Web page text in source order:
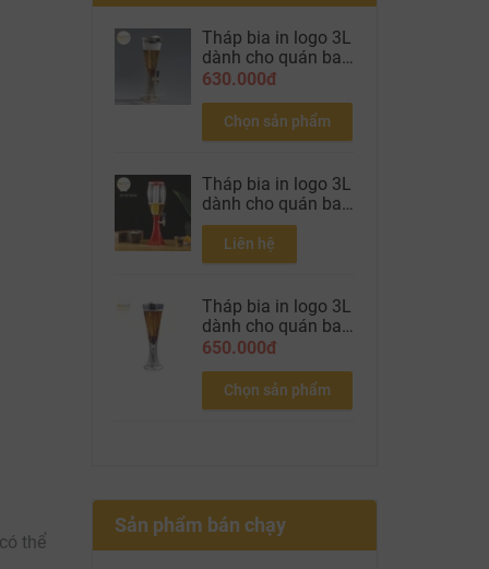
thể
Tháp bia in logo 3L
dành cho quán bar
nhà hàng bia màu
630.000đ
Chọn sản phẩm
Tháp bia in logo 3L
dành cho quán bar
nhà hàng bia màu
Liên hệ
Tháp bia in logo 3L
dành cho quán bar
nhà hàng bia màu
650.000đ
Chọn sản phẩm
Sản phẩm bán chạy